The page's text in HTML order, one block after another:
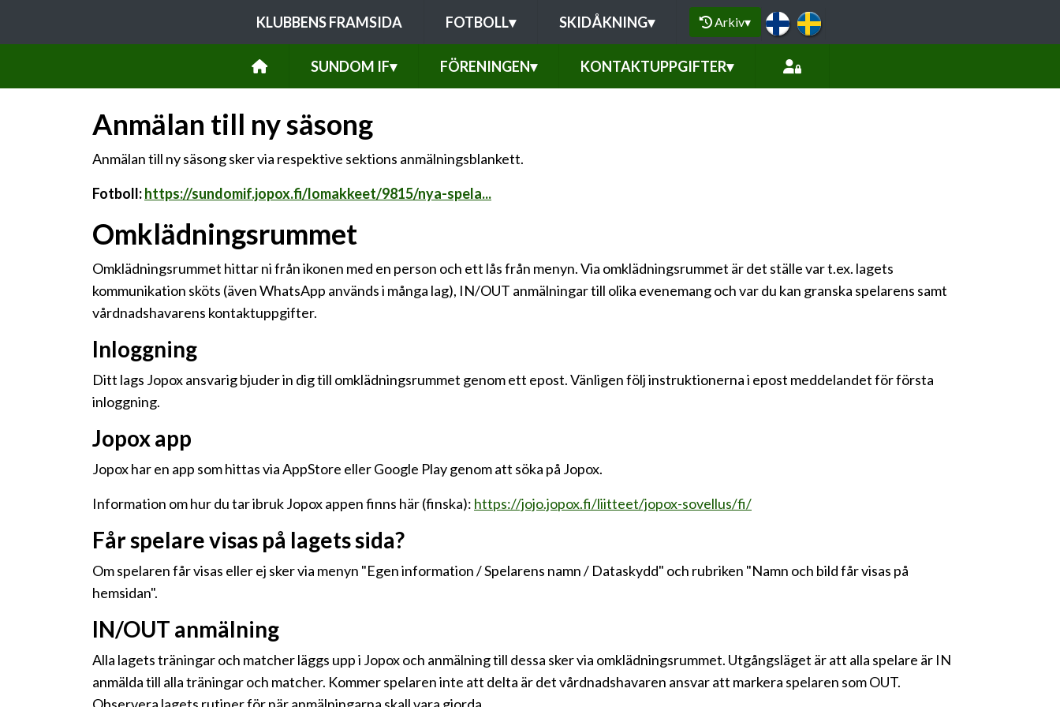
KLUBBENS FRAMSIDA FOTBOLL▾ SKIDÅKNING▾ Arkiv▾
SUNDOM IF▾ FÖRENINGEN▾ KONTAKTUPPGIFTER▾
Anmälan till ny säsong
Anmälan till ny säsong sker via respektive sektions anmälningsblankett.
Fotboll:https://sundomif.jopox.fi/lomakkeet/9815/nya-spela...
Omklädningsrummet
Omklädningsrummet hittar ni från ikonen med en person och ett lås från menyn. Via omklädningsrummet är det ställe var t.ex. lagets
kommunikation sköts (även WhatsApp används i många lag), IN/OUT anmälningar till olika evenemang och var du kan granska spelarens samt
vårdnadshavarens kontaktuppgifter.
Inloggning
Ditt lags Jopox ansvarig bjuder in dig till omklädningsrummet genom ett epost. Vänligen följ instruktionerna i epost meddelandet för första
inloggning.
Jopox app
Jopox har en app som hittas via AppStore eller Google Play genom att söka på Jopox.
Information om hur du tar ibruk Jopox appen finns här (finska): https://jojo.jopox.fi/liitteet/jopox-sovellus/fi/
Får spelare visas på lagets sida?
Om spelaren får visas eller ej sker via menyn "Egen information / Spelarens namn / Dataskydd" och rubriken "Namn och bild får visas på
hemsidan".
IN/OUT anmälning
Alla lagets träningar och matcher läggs upp i Jopox och anmälning till dessa sker via omklädningsrummet. Utgångsläget är att alla spelare är IN
anmälda till alla träningar och matcher. Kommer spelaren inte att delta är det vårdnadshavaren ansvar att markera spelaren som OUT.